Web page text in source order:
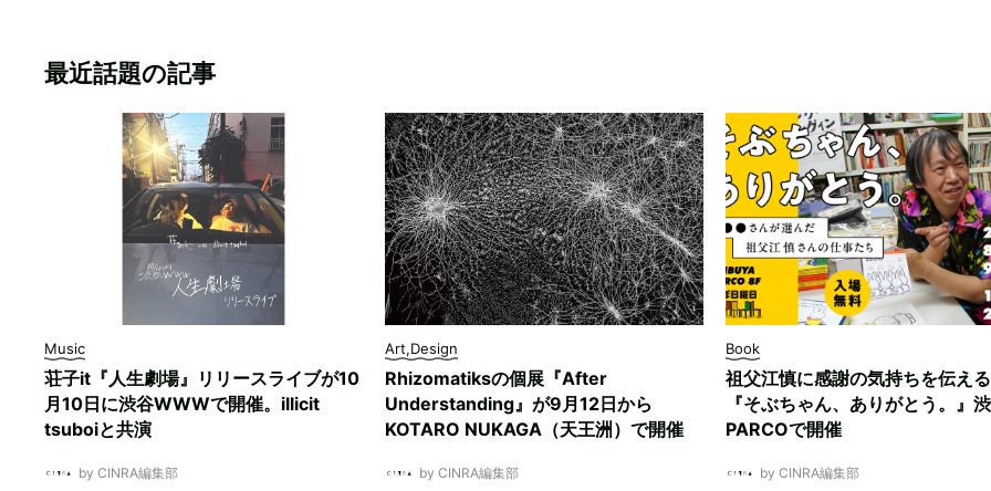
最近話題の記事
Music
荘子it『人生劇場』リリースライブが10
月10日に渋谷WWWで開催。illicit
tsuboiと共演
by CINRA編集部
Art,Design
Rhizomatiksの個展『After
Understanding』が9月12日から
KOTARO NUKAGA（天王洲）で開催
by CINRA編集部
Book
祖父江慎に感謝の気持ちを伝え
『そぶちゃん、ありがとう。』
PARCOで開催
by CINRA編集部